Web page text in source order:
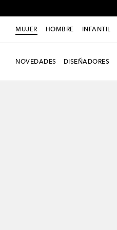
MUJER HOMBRE INFANTIL
NOVEDADES DISEÑADORES